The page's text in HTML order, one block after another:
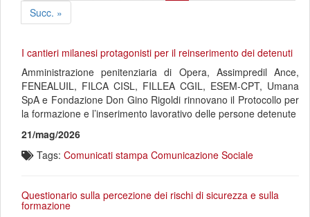
Succ. »
I cantieri milanesi protagonisti per il reinserimento dei detenuti
Amministrazione penitenziaria di Opera, Assimpredil Ance,
FENEALUIL, FILCA CISL, FILLEA CGIL, ESEM-CPT, Umana
SpA e Fondazione Don Gino Rigoldi rinnovano il Protocollo per
la formazione e l’inserimento lavorativo delle persone detenute
21/mag/2026
Tags: Comunicati stampa Comunicazione Sociale
Questionario sulla percezione dei rischi di sicurezza e sulla
formazione